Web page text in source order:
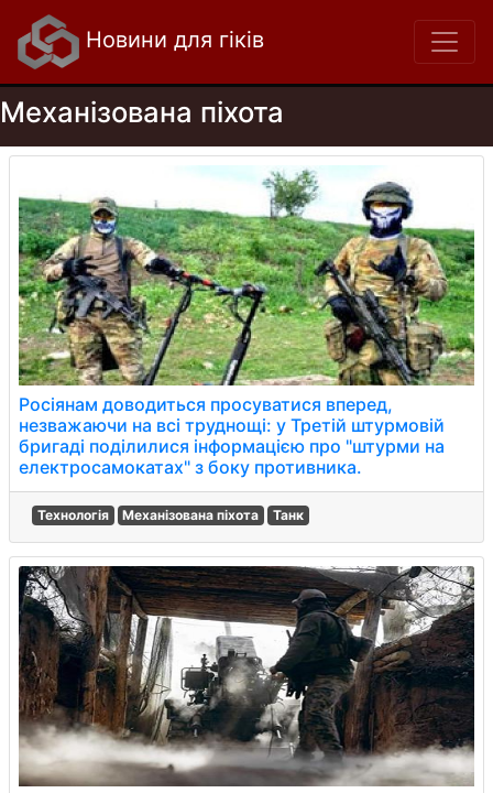
Новини для гіків
Механізована піхота
Росіянам доводиться просуватися вперед,
незважаючи на всі труднощі: у Третій штурмовій
бригаді поділилися інформацією про "штурми на
електросамокатах" з боку противника.
Технологія Механізована піхота Танк